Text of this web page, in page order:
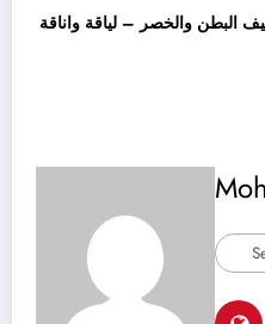
البطن والخصر – لياقة واناقة